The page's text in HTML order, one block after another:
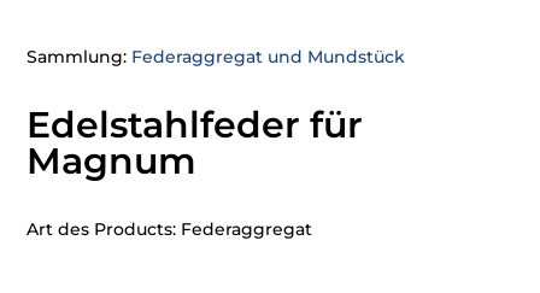
Sammlung: Federaggregat und Mundstück
Edelstahlfeder für
Magnum
Art des Products: Federaggregat